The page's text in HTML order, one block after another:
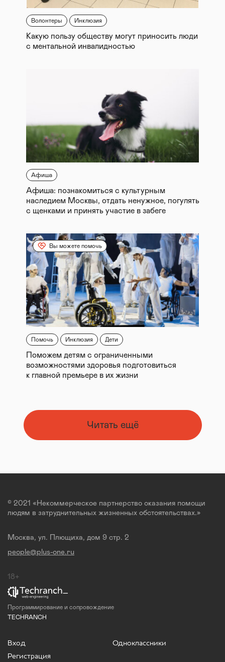
Волонтеры Инклюзия
Какую пользу обществу могут приносить люди
с ментальной инвалидностью
Афиша
Афиша: познакомиться с культурным
наследием Москвы, отдать ненужное, погулять
с щенками и принять участие в забеге
Вы можете помочь
Помочь Инклюзия Дети
Поможем детям с ограниченными
возможностями здоровья подготовиться
к главной премьере в их жизни
Читать ещё
© 2021 «Некоммерческое партнерство оказания помощи
людям в затруднительных жизненных обстоятельствах.»
Москва, ул. Плющиха, дом 9 стр. 2
people@plus-one.ru
18+
Программирование и сопровождение
TECHRANCH
Вход
Регистрация
Одноклассники